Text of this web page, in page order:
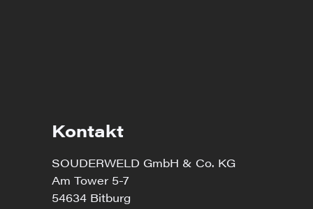
Kontakt
SOUDERWELD GmbH & Co. KG
Am Tower 5-7
54634 Bitburg